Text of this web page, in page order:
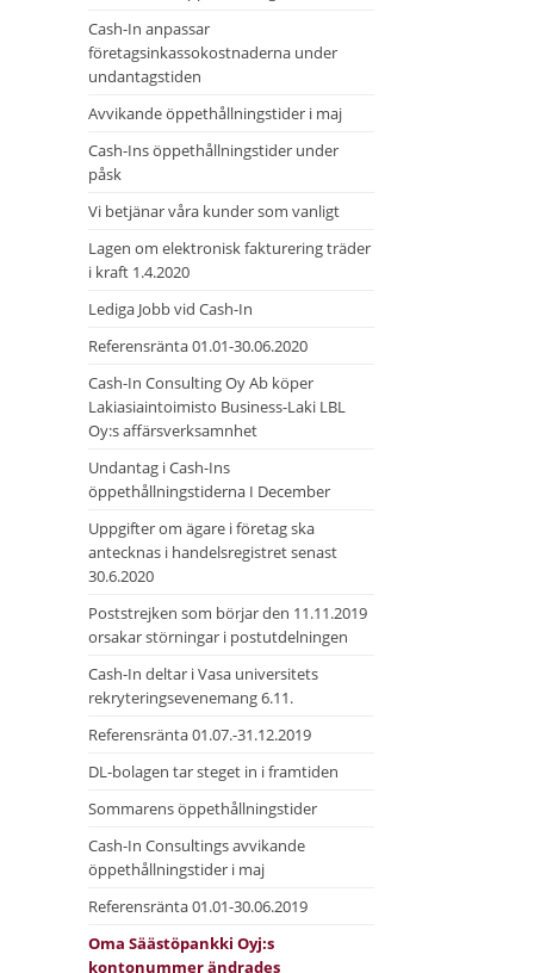
Cash-In anpassar
företagsinkassokostnaderna under
undantagstiden
Avvikande öppethållningstider i maj
Cash-Ins öppethållningstider under
påsk
Vi betjänar våra kunder som vanligt
Lagen om elektronisk fakturering träder
i kraft 1.4.2020
Lediga Jobb vid Cash-In
Referensränta 01.01-30.06.2020
Cash-In Consulting Oy Ab köper
Lakiasiaintoimisto Business-Laki LBL
Oy:s affärsverksamnhet
Undantag i Cash-Ins
öppethållningstiderna I December
Uppgifter om ägare i företag ska
antecknas i handelsregistret senast
30.6.2020
Poststrejken som börjar den 11.11.2019
orsakar störningar i postutdelningen
Cash-In deltar i Vasa universitets
rekryteringsevenemang 6.11.
Referensränta 01.07.-31.12.2019
DL-bolagen tar steget in i framtiden
Sommarens öppethållningstider
Cash-In Consultings avvikande
öppethållningstider i maj
Referensränta 01.01-30.06.2019
Oma Säästöpankki Oyj:s
kontonummer ändrades